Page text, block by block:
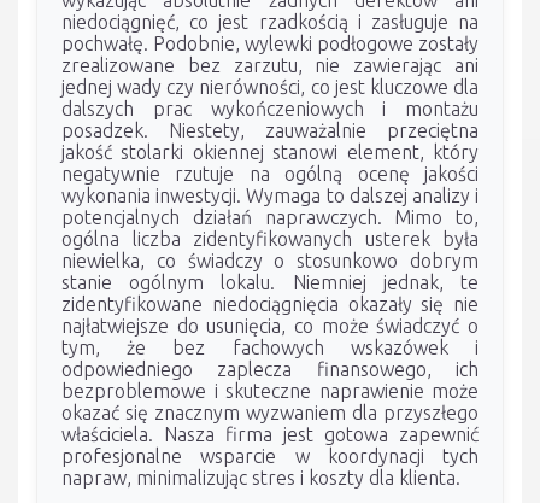
niedociągnięć, co jest rzadkością i zasługuje na
pochwałę. Podobnie, wylewki podłogowe zostały
zrealizowane bez zarzutu, nie zawierając ani
jednej wady czy nierówności, co jest kluczowe dla
dalszych prac wykończeniowych i montażu
posadzek. Niestety, zauważalnie przeciętna
jakość stolarki okiennej stanowi element, który
negatywnie rzutuje na ogólną ocenę jakości
wykonania inwestycji. Wymaga to dalszej analizy i
potencjalnych działań naprawczych. Mimo to,
ogólna liczba zidentyfikowanych usterek była
niewielka, co świadczy o stosunkowo dobrym
stanie ogólnym lokalu. Niemniej jednak, te
zidentyfikowane niedociągnięcia okazały się nie
najłatwiejsze do usunięcia, co może świadczyć o
tym, że bez fachowych wskazówek i
odpowiedniego zaplecza finansowego, ich
bezproblemowe i skuteczne naprawienie może
okazać się znacznym wyzwaniem dla przyszłego
właściciela. Nasza firma jest gotowa zapewnić
profesjonalne wsparcie w koordynacji tych
napraw, minimalizując stres i koszty dla klienta.